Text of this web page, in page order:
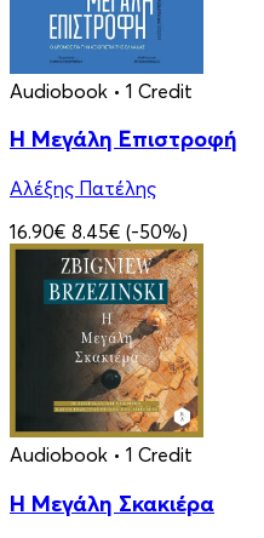
Audiobook • 1 Credit
Η Μεγάλη Επιστροφή
Αλέξης Πατέλης
16.90€ 8.45€ (-50%)
Audiobook • 1 Credit
Η Μεγάλη Σκακιέρα